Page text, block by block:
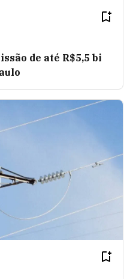
de até R$5,5 bi